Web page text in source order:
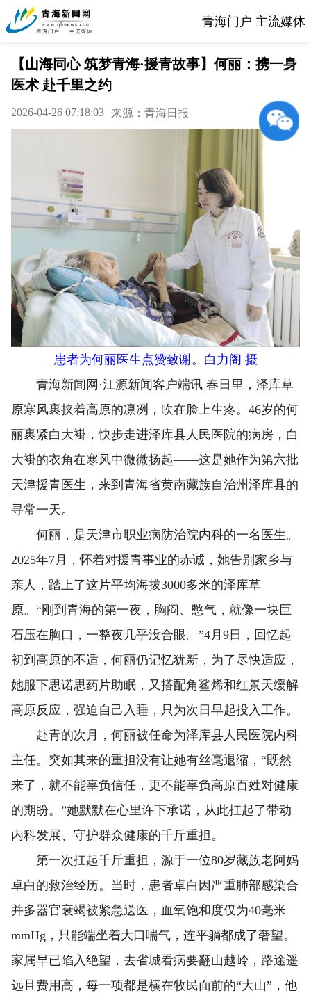
青海门户 主流媒体
【山海同心 筑梦青海·援青故事】何丽：携一身
医术 赴千里之约
2026-04-26 07:18:03 来源：青海日报
患者为何丽医生点赞致谢。白力阁 摄
青海新闻网·江源新闻客户端讯 春日里，泽库草
原寒风裹挟着高原的凛冽，吹在脸上生疼。46岁的何
丽裹紧白大褂，快步走进泽库县人民医院的病房，白
大褂的衣角在寒风中微微扬起——这是她作为第六批
天津援青医生，来到青海省黄南藏族自治州泽库县的
寻常一天。
何丽，是天津市职业病防治院内科的一名医生。
2025年7月，怀着对援青事业的赤诚，她告别家乡与
亲人，踏上了这片平均海拔3000多米的泽库草
原。“刚到青海的第一夜，胸闷、憋气，就像一块巨
石压在胸口，一整夜几乎没合眼。”4月9日，回忆起
初到高原的不适，何丽仍记忆犹新，为了尽快适应，
她服下思诺思药片助眠，又搭配角鲨烯和红景天缓解
高原反应，强迫自己入睡，只为次日早起投入工作。
赴青的次月，何丽被任命为泽库县人民医院内科
主任。突如其来的重担没有让她有丝毫退缩，“既然
来了，就不能辜负信任，更不能辜负高原百姓对健康
的期盼。”她默默在心里许下承诺，从此扛起了带动
内科发展、守护群众健康的千斤重担。
第一次扛起千斤重担，源于一位80岁藏族老阿妈
卓白的救治经历。当时，患者卓白因严重肺部感染合
并多器官衰竭被紧急送医，血氧饱和度仅为40毫米
mmHg，只能端坐着大口喘气，连平躺都成了奢望。
家属早已陷入绝望，去省城看病要翻山越岭，路途遥
远且费用高，每一项都是横在牧民面前的“大山”，他